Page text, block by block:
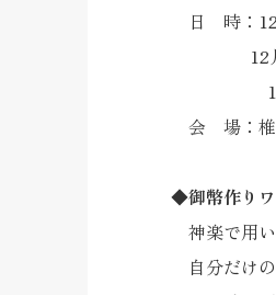
日 時：12
12月19
1月17日
会 場：椎
◆御幣作り
神楽で用い
自分だけの